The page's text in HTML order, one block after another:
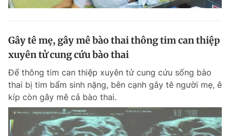
Gây tê mẹ, gây mê bào thai thông tim can thiệp
xuyên tử cung cứu bào thai
Để thông tim can thiệp xuyên tử cung cứu sống bào
thai bị tim bẩm sinh nặng, bên cạnh gây tê người mẹ, ê
kíp còn gây mê cả bào thai.